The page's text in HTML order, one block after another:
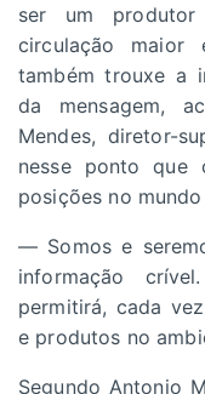
ser um
circulação maior
também trouxe a
da mensagem,
Mendes, diretor-
nesse ponto que
posições no
— Somos e
informação
permitirá, cada
e produtos no
Segundo Antonio